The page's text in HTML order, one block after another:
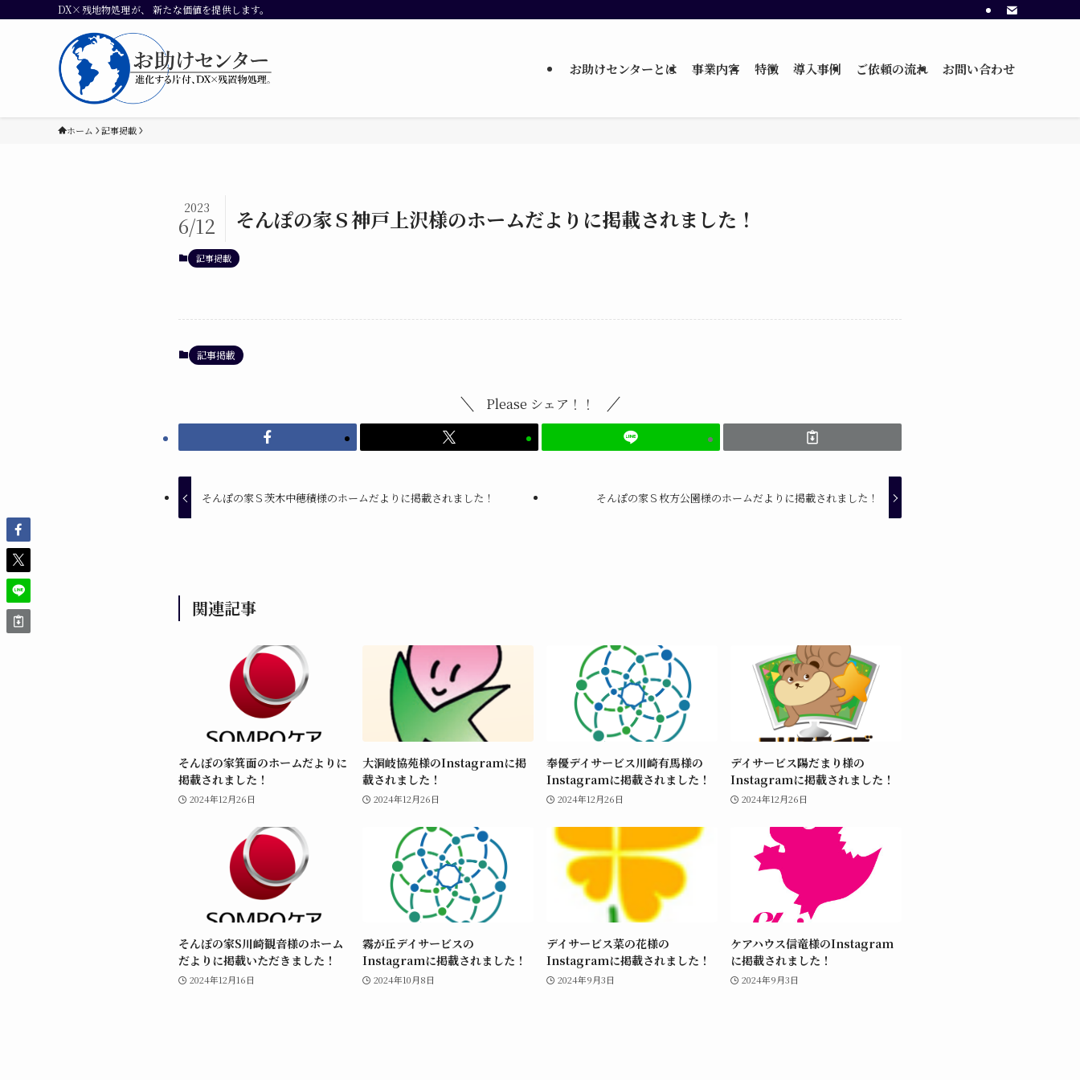
DX×残地物処理が、 新たな価値を提供します。
お助けセンターとは 事業内容 特徴 導入事例 ご依頼の流れ お問い合わせ
ホーム 記事掲載
そんぽの家Ｓ神戸上沢様のホームだよりに掲載されました！
2023
6/12
記事掲載
記事掲載
Please シェア！！
そんぽの家Ｓ茨木中穂積様のホームだよりに掲載されました！ そんぽの家Ｓ枚方公園様のホームだよりに掲載されました！
関連記事
そんぽの家箕面のホームだよりに
掲載されました！
2024年12月26日
大洞岐協苑様のInstagramに掲
載されました！
2024年12月26日
奉優デイサービス川崎有馬様の
Instagramに掲載されました！
2024年12月26日
デイサービス陽だまり様の
Instagramに掲載されました！
2024年12月26日
そんぽの家S川崎観音様のホーム
だよりに掲載いただきました！
2024年12月16日
霧が丘デイサービスの
Instagramに掲載されました！
2024年10月8日
デイサービス菜の花様の
Instagramに掲載されました！
2024年9月3日
ケアハウス信竜様のInstagram
に掲載されました！
2024年9月3日